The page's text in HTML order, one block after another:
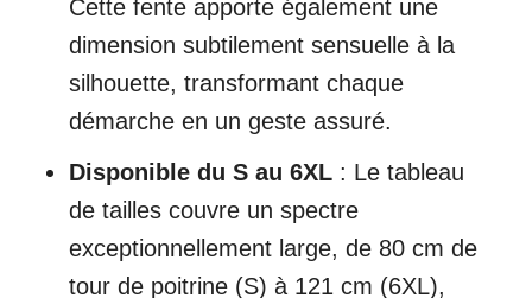
Cette fente apporte également une
dimension subtilement sensuelle à la
silhouette, transformant chaque
démarche en un geste assuré.
Disponible du S au 6XL : Le tableau
de tailles couvre un spectre
exceptionnellement large, de 80 cm de
tour de poitrine (S) à 121 cm (6XL),